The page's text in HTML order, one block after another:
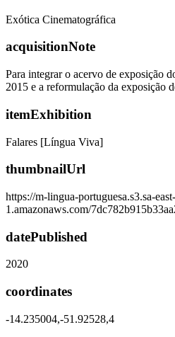
Exótica Cinematográfica
acquisitionNote
Para integrar o acervo de exposição
2015 e a reformulação da exposição
itemExhibition
Falares [Língua Viva]
thumbnailUrl
https://m-lingua-portuguesa.s3.sa-east-
1.amazonaws.com/
datePublished
2020
coordinates
-14.235004,-51.92528,4